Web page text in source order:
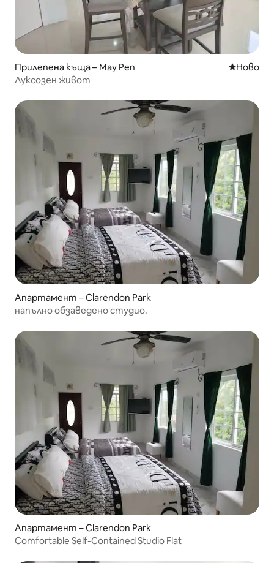
Прилепена къща – May Pen Ново
Ново
Луксозен живот
Апартамент – Clarendon Park
напълно обзаведено студио.
Апартамент – Clarendon Park
Comfortable Self-Contained Studio Flat